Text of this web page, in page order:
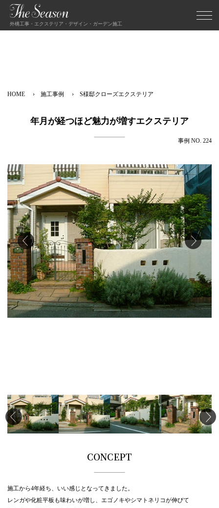
外構工事・エクステリア・デザイン・ガーデン施工
HOME 施工事例 S様邸クローズエクステリア
年月が経つほど魅力が増すエクステリア
事例 NO. 224
CONCEPT
施工から4年経ち、いい感じとなってきました。
レンガや化粧平板も味わいが増し、エゴノキやシマトネリコが伸びて